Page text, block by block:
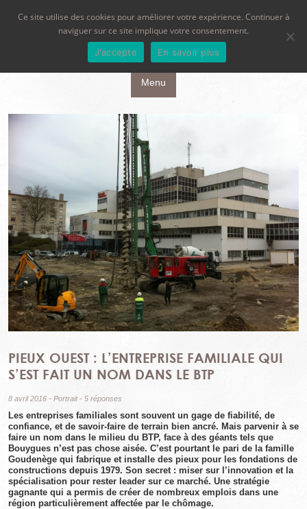
Menu
Aller au contenu principal
PIEUX OUEST : L’ENTREPRISE FAMILIALE QUI
S’EST FAIT UN NOM DANS LE BTP
8 avril 2016 - Portrait- 5 réponses
Les entreprises familiales sont souvent un gage de fiabilité, de
confiance, et de savoir-faire de terrain bien ancré. Mais parvenir à se
faire un nom dans le milieu du BTP, face à des géants tels que
Bouygues n’est pas chose aisée. C’est pourtant le pari de la famille
Goudenège qui fabrique et installe des pieux pour les fondations de
constructions depuis 1979. Son secret : miser sur l’innovation et la
spécialisation pour rester leader sur ce marché. Une stratégie
gagnante qui a permis de créer de nombreux emplois dans une
région particulièrement affectée par le chômage.
Ce site utilise des cookies pour améliorer votre expérience. Continuer à
naviguer sur ce site implique votre consentement.
J'accepte En savoir plus